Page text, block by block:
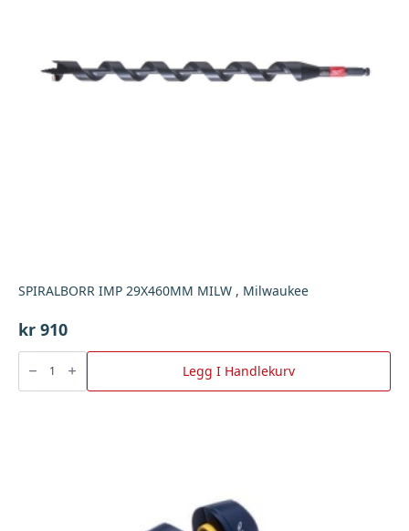
SPIRALBORR IMP 29X460MM MILW , Milwaukee
kr 910
SPIRALBORR
29X460MM
MILW
Legg I Handlekurv